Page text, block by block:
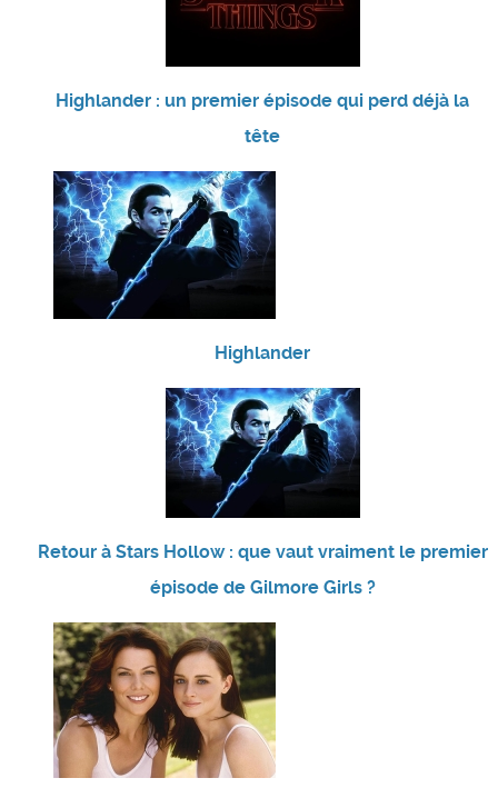
Highlander : un premier épisode qui perd déjà la
tête
Highlander
Retour à Stars Hollow : que vaut vraiment le premier
épisode de Gilmore Girls ?